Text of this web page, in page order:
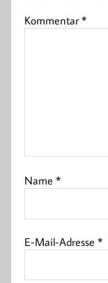
Kommentar*
Name*
E-Mail-Adresse*